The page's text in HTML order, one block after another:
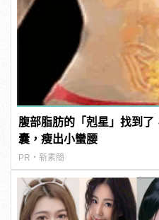
腹部脂肪的「剋星」找到
囊，瘦出小蠻腰
PR・新素簡